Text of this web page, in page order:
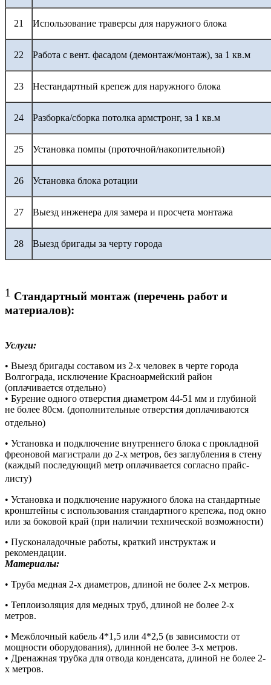
21 Использование траверсы для наружного блока
22 Работа с вент. фасадом (демонтаж/монтаж), за 1 кв.м
23 Нестандартный крепеж для наружного блока
24 Разборка/сборка потолка армстронг, за 1 кв.м
25 Установка помпы (проточной/накопительной)
26 Установка блока ротации
27 Выезд инженера для замера и просчета монтажа
28 Выезд бригады за черту города
1 Стандартный монтаж (перечень работ и
материалов):
Услуги:
• Выезд бригады составом из 2-х человек в черте города
Волгограда, исключение Красноармейский район
(оплачивается отдельно)
• Бурение одного отверстия диаметром 44-51 мм и глубиной
не более 80см. (дополнительные отверстия доплачиваются
отдельно)
• Установка и подключение внутреннего блока с прокладной
фреоновой магистрали до 2-х метров, без заглубления в стену
(каждый последующий метр оплачивается согласно прайс-
листу)
• Установка и подключение наружного блока на стандартные
кронштейны с использования стандартного крепежа, под окно
или за боковой край (при наличии технической возможности)
• Пусконаладочные работы, краткий инструктаж и
рекомендации.
Материалы:
• Труба медная 2-х диаметров, длиной не более 2-х метров.
• Теплоизоляция для медных труб, длиной не более 2-х
метров.
• Межблочный кабель 4*1,5 или 4*2,5 (в зависимости от
мощности оборудования), длинной не более 3-х метров.
• Дренажная трубка для отвода конденсата, длиной не более 2-
х метров.